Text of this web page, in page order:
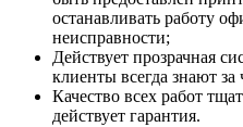
останавливать работу
неисправности;
Действует прозрачная
клиенты всегда знают за
Качество всех работ
действует гарантия.